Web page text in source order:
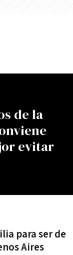
de la
evitar
para ser de
Aires